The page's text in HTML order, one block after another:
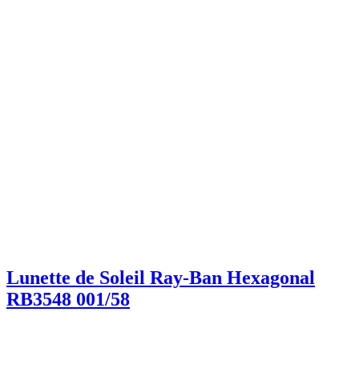
Lunette de Soleil Ray-Ban Hexagonal
RB3548 001/58